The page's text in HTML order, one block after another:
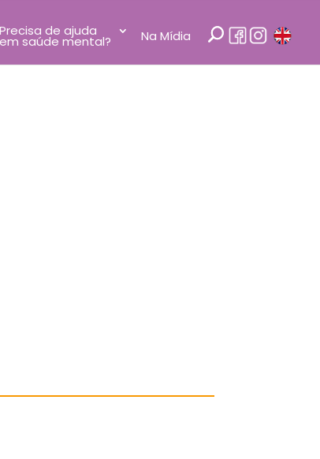
Precisa de ajuda
em saúde mental? Na Mídia